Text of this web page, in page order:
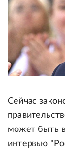
Сейчас
может быть
интервью